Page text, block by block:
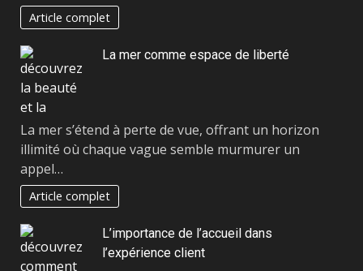
Article complet
La mer comme espace de liberté
La mer s’étend à perte de vue, offrant un horizon
illimité où chaque vague semble murmurer un
appel…
Article complet
L’importance de l’accueil dans
l’expérience client